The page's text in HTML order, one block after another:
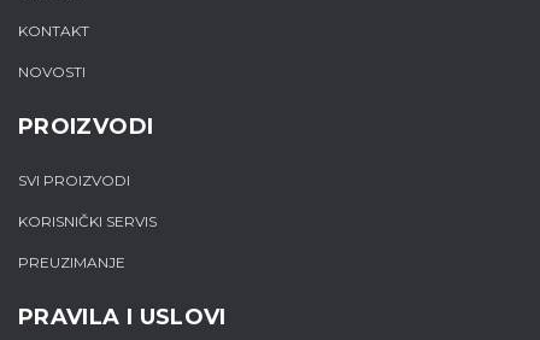
KONTAKT
NOVOSTI
PROIZVODI
SVI PROIZVODI
KORISNIČKI SERVIS
PREUZIMANJE
PRAVILA I USLOVI